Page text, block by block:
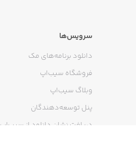
سرویس‌ها
دانلود برنامه‌های مک
فروشگاه سیب‌اپ
وبلاگ سیب‌اپ
پنل توسعه‌دهندگان
دریافت نشان دانلود از سیب‌اپ